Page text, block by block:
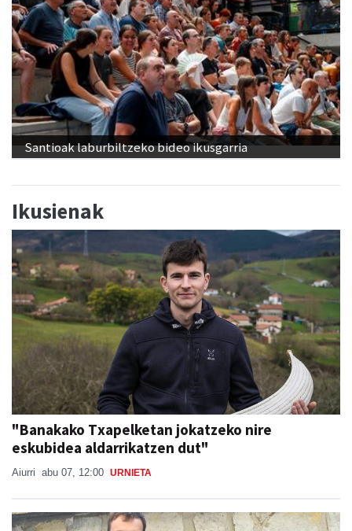
Santioak laburbiltzeko bideo ikusgarria
Ikusienak
"Banakako Txapelketan jokatzeko nire
eskubidea aldarrikatzen dut"
Aiurri abu 07, 12:00 URNIETA